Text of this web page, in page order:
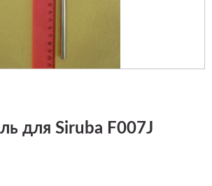
для Siruba F007J